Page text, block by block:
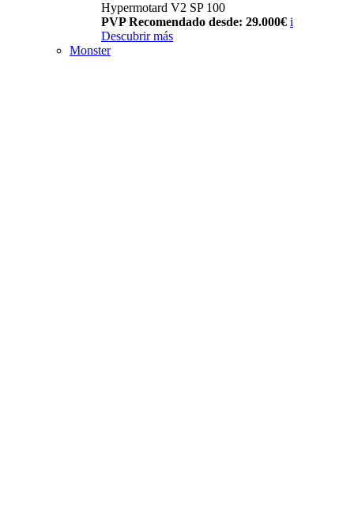
Hypermotard V2 SP 100
PVP Recomendado desde: 29.000€ i
Descubrir más
Monster